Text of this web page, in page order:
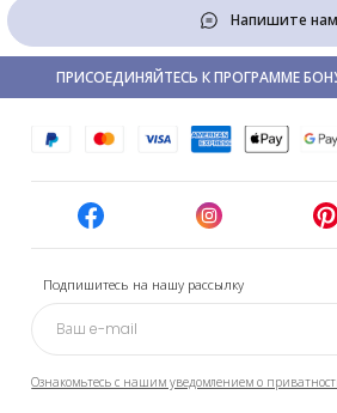
Напишите нам
Подпишитесь на нашу рассылку
Ознакомьтесь с нашим уведомлением о
ПРИСОЕДИНЯЙТЕСЬ К ПРОГРАММЕ